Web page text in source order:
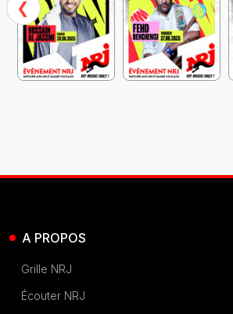
A PROPOS
Grille NRJ
Écouter NRJ